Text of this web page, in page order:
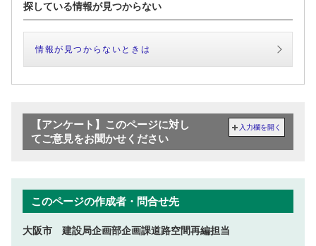
探している情報が見つからない
情報が見つからないときは
【アンケート】このページに対し
てご意見をお聞かせください
入力欄を開く
このページの作成者・問合せ先
大阪市 建設局企画部企画課道路空間再編担当